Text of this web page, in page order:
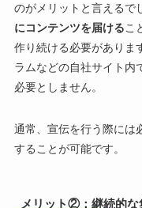
のがメリットと言えるで
にコンテンツを届けるこ
作り続ける必要がありま
ラムなどの自社サイト内
必要としません。
通常、宣伝を行う際には
することが可能です。
メリット②：継続的な